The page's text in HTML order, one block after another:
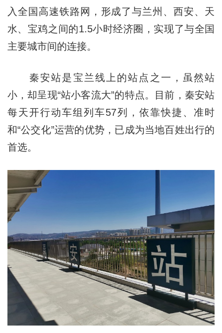
入全国高速铁路网，形成了与兰州、西安、天
水、宝鸡之间的1.5小时经济圈，实现了与全国
主要城市间的连接。
秦安站是宝兰线上的站点之一，虽然站
小，却呈现“站小客流大”的特点。目前，秦安站
每天开行动车组列车57列，依靠快捷、准时
和“公交化”运营的优势，已成为当地百姓出行的
首选。